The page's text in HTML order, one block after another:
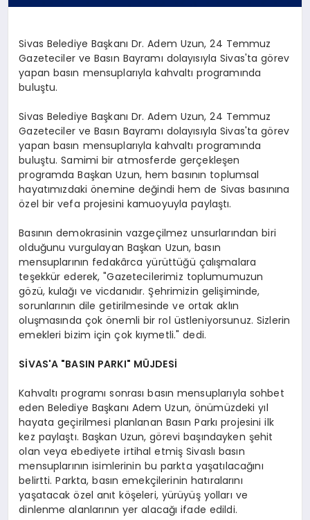
Sivas Belediye Başkanı Dr. Adem Uzun, 24 Temmuz
Gazeteciler ve Basın Bayramı dolayısıyla Sivas'ta görev
yapan basın mensuplarıyla kahvaltı programında
buluştu.
Sivas Belediye Başkanı Dr. Adem Uzun, 24 Temmuz
Gazeteciler ve Basın Bayramı dolayısıyla Sivas'ta görev
yapan basın mensuplarıyla kahvaltı programında
buluştu. Samimi bir atmosferde gerçekleşen
programda Başkan Uzun, hem basının toplumsal
hayatımızdaki önemine değindi hem de Sivas basınına
özel bir vefa projesini kamuoyuyla paylaştı.
Basının demokrasinin vazgeçilmez unsurlarından biri
olduğunu vurgulayan Başkan Uzun, basın
mensuplarının fedakârca yürüttüğü çalışmalara
teşekkür ederek, "Gazetecilerimiz toplumumuzun
gözü, kulağı ve vicdanıdır. Şehrimizin gelişiminde,
sorunlarının dile getirilmesinde ve ortak aklın
oluşmasında çok önemli bir rol üstleniyorsunuz. Sizlerin
emekleri bizim için çok kıymetli." dedi.
SİVAS'A "BASIN PARKI" MÜJDESİ
Kahvaltı programı sonrası basın mensuplarıyla sohbet
eden Belediye Başkanı Adem Uzun, önümüzdeki yıl
hayata geçirilmesi planlanan Basın Parkı projesini ilk
kez paylaştı. Başkan Uzun, görevi başındayken şehit
olan veya ebediyete irtihal etmiş Sivaslı basın
mensuplarının isimlerinin bu parkta yaşatılacağını
belirtti. Parkta, basın emekçilerinin hatıralarını
yaşatacak özel anıt köşeleri, yürüyüş yolları ve
dinlenme alanlarının yer alacağı ifade edildi.